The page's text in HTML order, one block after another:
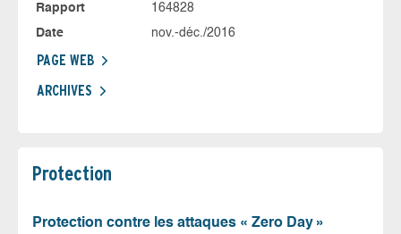
Rapport
164828
Date
nov.-déc./2016
PAGE WEB
ARCHIVES
Protection
Protection contre les attaques « Zero Day »